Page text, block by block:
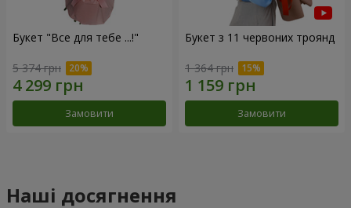
Букет "Все для тебе ...!"
5 374 грн
Замовити
Букет з 11 червоних троянд
1 364 грн
Замовити
Наші досягнення